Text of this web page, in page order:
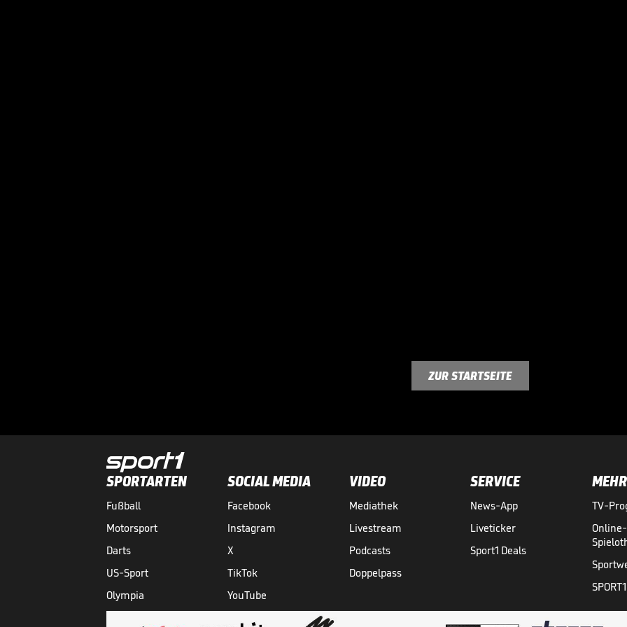
ZUR STARTSEITE
SPORTARTEN
Fußball
Motorsport
Darts
US-Sport
Olympia
SOCIAL MEDIA
Facebook
Instagram
X
TikTok
YouTube
VIDEO
Mediathek
Livestream
Podcasts
Doppelpass
SERVICE
News-App
Liveticker
Sport1 Deals
MEHR
TV-